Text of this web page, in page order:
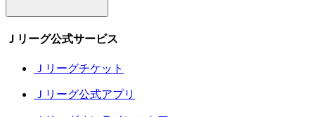
Ｊリーグ公式サービス
Ｊリーグチケット
Ｊリーグ公式アプリ